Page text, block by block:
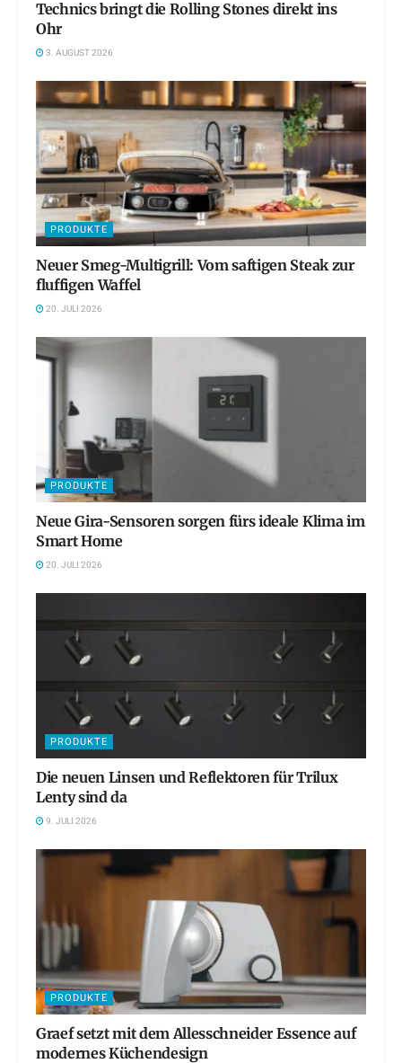
Technics bringt die Rolling Stones direkt ins
Ohr
3. AUGUST 2026
PRODUKTE
Neuer Smeg-Multigrill: Vom saftigen Steak zur
fluffigen Waffel
20. JULI 2026
PRODUKTE
Neue Gira-Sensoren sorgen fürs ideale Klima im
Smart Home
20. JULI 2026
PRODUKTE
Die neuen Linsen und Reflektoren für Trilux
Lenty sind da
9. JULI 2026
PRODUKTE
Graef setzt mit dem Allesschneider Essence auf
modernes Küchendesign